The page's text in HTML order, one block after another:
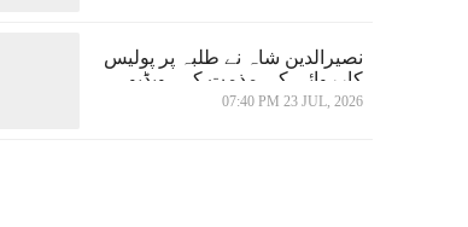
نصیرالدین شاہ نے طلبہ پر پولیس
کارروائی کی مذمت کی، ویڈیو
انسٹاگرام سے ہٹائے جانے کے بعد
07:40 PM 23 JUL, 2026